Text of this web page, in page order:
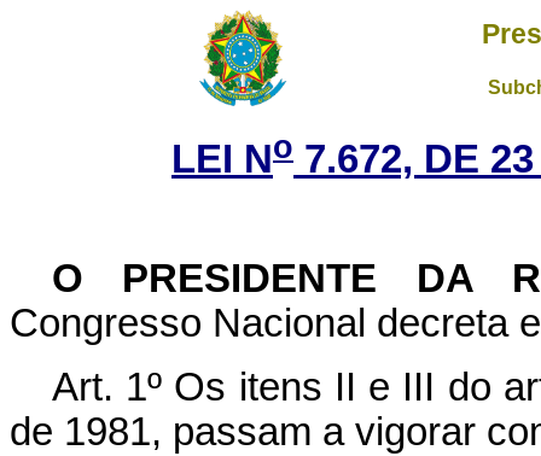
LEI No 7.672, DE
O PRESIDENTE DA
Congresso Nacional decreta
Art. 1º Os itens II e III do
de 1981, passam a vigorar